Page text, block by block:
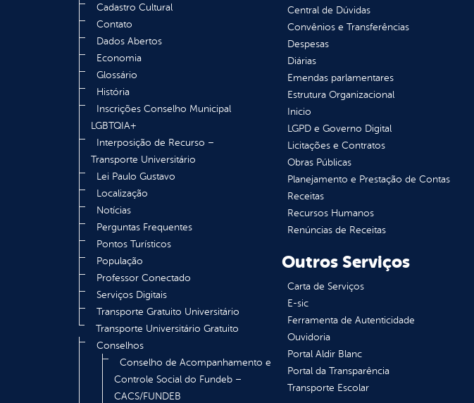
Cadastro Cultural
Contato
Dados Abertos
Economia
Glossário
História
Inscrições Conselho Municipal
LGBTQIA+
Interposição de Recurso –
Transporte Universitário
Lei Paulo Gustavo
Localização
Notícias
Perguntas Frequentes
Pontos Turísticos
População
Professor Conectado
Serviços Digitais
Transporte Gratuito Universitário
Transporte Universitário Gratuito
Conselhos
Conselho de Acompanhamento e
Controle Social do Fundeb –
CACS/FUNDEB
Central de Dúvidas
Convênios e Transferências
Despesas
Diárias
Emendas parlamentares
Estrutura Organizacional
Inicio
LGPD e Governo Digital
Licitações e Contratos
Obras Públicas
Planejamento e Prestação de Contas
Receitas
Recursos Humanos
Renúncias de Receitas
Outros Serviços
Carta de Serviços
E-sic
Ferramenta de Autenticidade
Ouvidoria
Portal Aldir Blanc
Portal da Transparência
Transporte Escolar